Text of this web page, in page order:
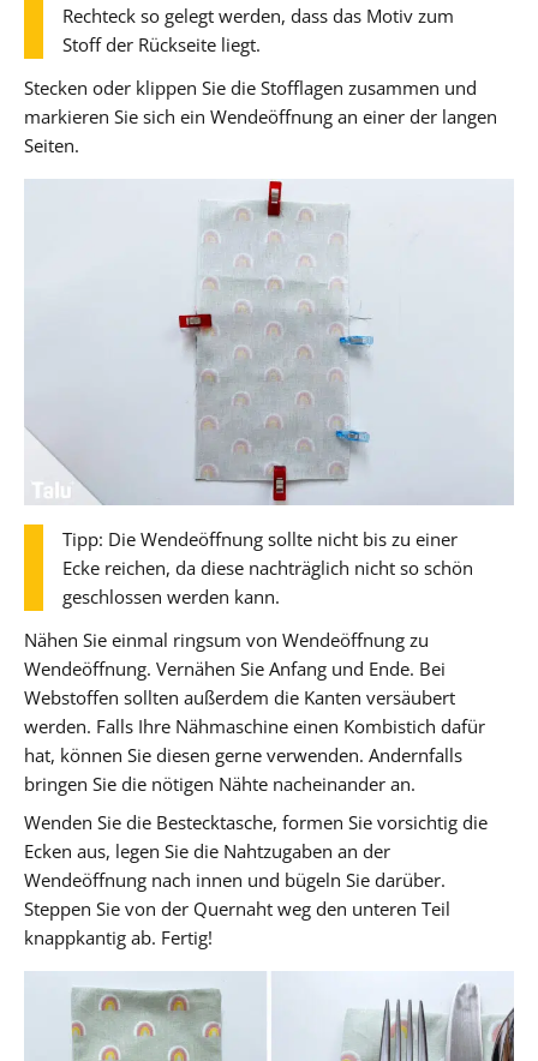
Rechteck so gelegt werden, dass das Motiv zum
Stoff der Rückseite liegt.
Stecken oder klippen Sie die Stofflagen zusammen und
markieren Sie sich ein Wendeöffnung an einer der langen
Seiten.
Tipp: Die Wendeöffnung sollte nicht bis zu einer
Ecke reichen, da diese nachträglich nicht so schön
geschlossen werden kann.
Nähen Sie einmal ringsum von Wendeöffnung zu
Wendeöffnung. Vernähen Sie Anfang und Ende. Bei
Webstoffen sollten außerdem die Kanten versäubert
werden. Falls Ihre Nähmaschine einen Kombistich dafür
hat, können Sie diesen gerne verwenden. Andernfalls
bringen Sie die nötigen Nähte nacheinander an.
Wenden Sie die Bestecktasche, formen Sie vorsichtig die
Ecken aus, legen Sie die Nahtzugaben an der
Wendeöffnung nach innen und bügeln Sie darüber.
Steppen Sie von der Quernaht weg den unteren Teil
knappkantig ab. Fertig!